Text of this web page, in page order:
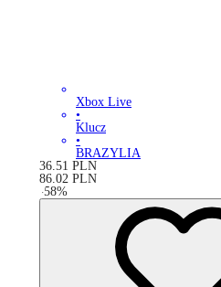
Xbox Live
•
Klucz
•
BRAZYLIA
36.51 PLN
86.02 PLN
-58%